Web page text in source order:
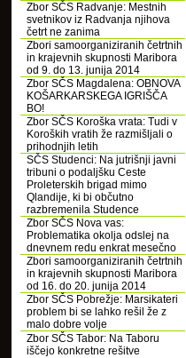
Zbor SČS Radvanje: Mestnih
svetnikov iz Radvanja njihova
četrt ne zanima
Zbori samoorganiziranih četrtnih
in krajevnih skupnosti Maribora
od 9. do 13. junija 2014
Zbor SČS Magdalena: OBNOVA
KOŠARKARSKEGA IGRIŠČA
BO!
Zbor SČS Koroška vrata: Tudi v
Koroških vratih že razmišljali o
prihodnjih letih
SČS Studenci: Na jutrišnji javni
tribuni o podaljšku Ceste
Proleterskih brigad mimo
Qlandije, ki bi občutno
razbremenila Studence
Zbor SČS Nova vas:
Problematika okolja odslej na
dnevnem redu enkrat mesečno
Zbori samoorganiziranih četrtnih
in krajevnih skupnosti Maribora
od 16. do 20. junija 2014
Zbor SČS Pobrežje: Marsikateri
problem bi se lahko rešil že z
malo dobre volje
Zbor SČS Tabor: Na Taboru
iščejo konkretne rešitve